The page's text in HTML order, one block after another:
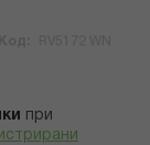
при